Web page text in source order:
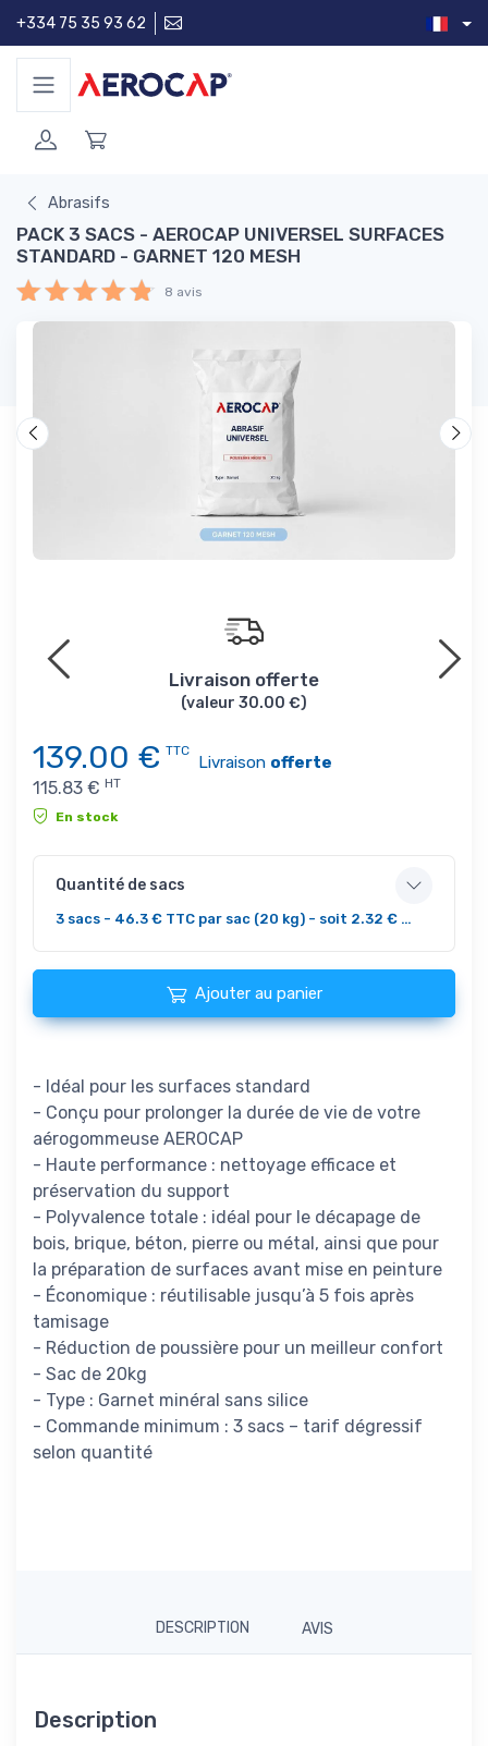
+334 75 35 93 62
Abrasifs
PACK 3 SACS - AEROCAP UNIVERSEL SURFACES
STANDARD - GARNET 120 MESH
8 avis
Livraison offerte
(valeur 30.00 €)
139.00 € TTC
Livraison offerte
115.83 € HT
En stock
Quantité de sacs
3 sacs - 46.3 € TTC par sac (20 kg) - soit 2.32 € / kg
Ajouter au panier
- Idéal pour les surfaces standard
- Conçu pour prolonger la durée de vie de votre
aérogommeuse AEROCAP
- Haute performance : nettoyage efficace et
préservation du support
- Polyvalence totale : idéal pour le décapage de
bois, brique, béton, pierre ou métal, ainsi que pour
la préparation de surfaces avant mise en peinture
- Économique : réutilisable jusqu’à 5 fois après
tamisage
- Réduction de poussière pour un meilleur confort
- Sac de 20kg
- Type : Garnet minéral sans silice
- Commande minimum : 3 sacs – tarif dégressif
selon quantité
DESCRIPTION AVIS
Description